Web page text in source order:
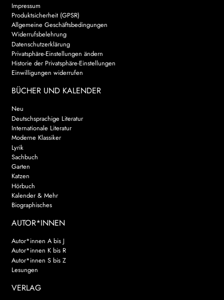
Impressum
Produktsicherheit (GPSR)
Allgemeine Geschäftsbedingungen
Widerrufsbelehrung
Datenschutzerklärung
Privatsphäre-Einstellungen ändern
Historie der Privatsphäre-Einstellungen
Einwilligungen widerrufen
BÜCHER UND KALENDER
Neu
Deutschsprachige Literatur
Internationale Literatur
Moderne Klassiker
Lyrik
Sachbuch
Garten
Katzen
Hörbuch
Kalender & Mehr
Biographisches
AUTOR*INNEN
Autor*innen A bis J
Autor*innen K bis R
Autor*innen S bis Z
Lesungen
VERLAG